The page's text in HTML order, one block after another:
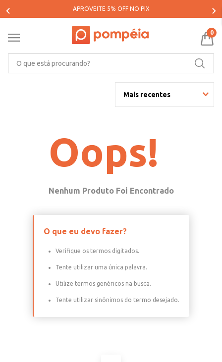
PARCELE SUAS COMPRAS EM ATÉ 5X SEM JUROS*
0
Mais recentes
Oops!
O que eu devo fazer?
Verifique os termos digitados.
Tente utilizar uma única palavra.
Utilize termos genéricos na busca.
Tente utilizar sinônimos do termo desejado.